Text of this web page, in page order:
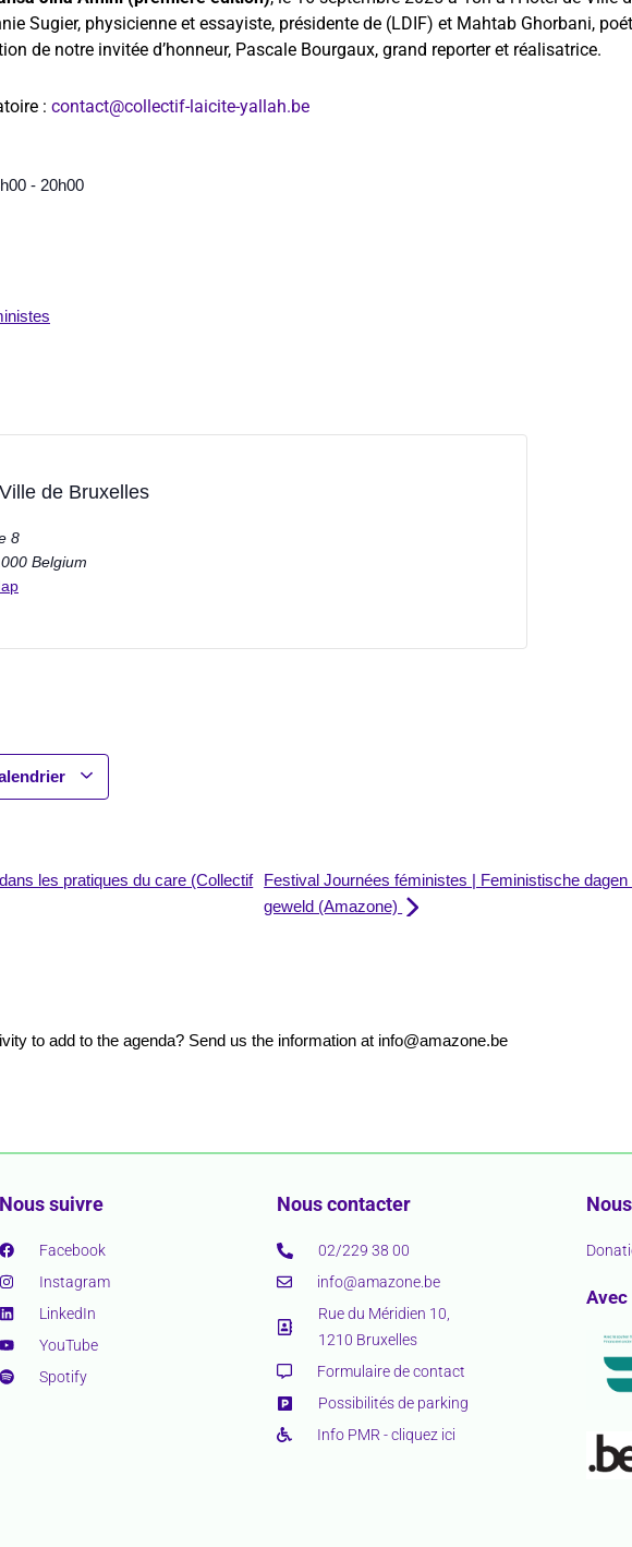
Sugier, physicienne et essayiste, présidente de (LDIF) et Mahtab Ghorbani,
de notre invitée d’honneur, Pascale Bourgaux, grand reporter et réalisatrice.
: contact@collectif-laicite-yallah.be
- 20h00
de Bruxelles
8
Belgium
les pratiques du care (Collectif
Festival Journées féministes | Feministische
geweld (Amazone)
to add to the agenda? Send us the information at info@amazone.be
Nous suivre
Facebook
Instagram
LinkedIn
YouTube
Spotify
Nous contacter
02/229 38 00
info@amazone.be
Rue du Méridien 10,
1210 Bruxelles
Formulaire de contact
Possibilités de parking
Info PMR - cliquez ici